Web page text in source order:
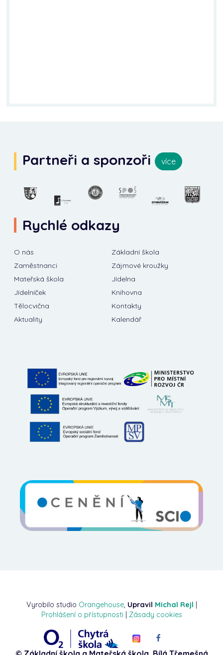
Partneři a sponzoři více
Rychlé odkazy
O nás
Základní škola
Zaměstnanci
Zájmové kroužky
Mateřská škola
Jídelna
Jídelníček
Knihovna
Tělocvična
Kontakty
Aktuality
Kalendář
Vyrobilo studio Orangehouse, Upravil Michal Rejl |
Prohlášení o přístupnosti | Zásady cookies